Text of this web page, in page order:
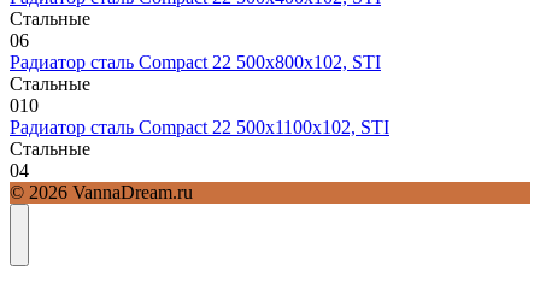
Стальные
06
Радиатор сталь Compact 22 500х800х102, STI
Стальные
010
Радиатор сталь Compact 22 500х1100х102, STI
Стальные
04
© 2026 VannaDream.ru